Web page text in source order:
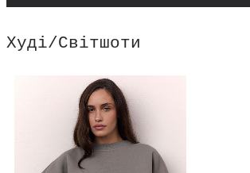
Худі/Світшоти